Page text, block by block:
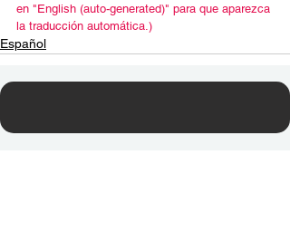
en "English (auto-generated)" para que aparezca
la traducción automática.)
Español